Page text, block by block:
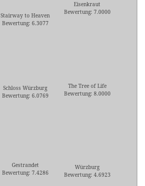
Stairway to Heaven
Bewertung: 6.3077
Eisenkraut
Bewertung: 7.0000
Schloss Würzburg
Bewertung: 6.0769
The Tree of Life
Bewertung: 8.0000
Gestrandet
Bewertung: 7.4286
Würzburg
Bewertung: 4.6923